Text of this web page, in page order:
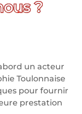
un acteur
Toulonnaise
pour fournir
prestation